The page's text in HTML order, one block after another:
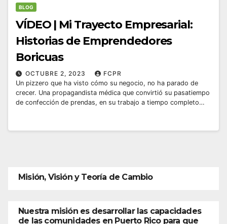
BLOG
VÍDEO | Mi Trayecto Empresarial:
Historias de Emprendedores
Boricuas
OCTUBRE 2, 2023
FCPR
Un pizzero que ha visto cómo su negocio, no ha parado de
crecer. Una propagandista médica que convirtió su pasatiempo
de confección de prendas, en su trabajo a tiempo completo…
Misión, Visión y Teoría de Cambio
Nuestra misión es desarrollar las capacidades
de las comunidades en Puerto Rico para que